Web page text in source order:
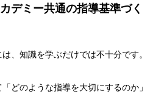
デミー共通の指導基準づく
、知識を学ぶだけでは不十分です。
どのような指導を大切にするのか」